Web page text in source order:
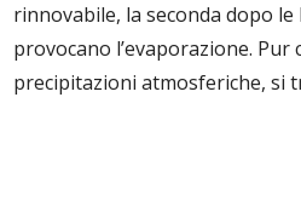
rinnovabile, la seconda dopo le
provocano l’evaporazione.
precipitazioni atmosferiche, si